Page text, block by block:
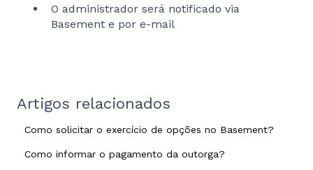
O administrador será notificado via
Basement e por e-mail
Artigos relacionados
Como solicitar o exercício de opções no Basement?
Como informar o pagamento da outorga?